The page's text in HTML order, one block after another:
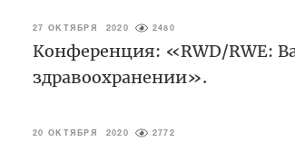
27 ОКТЯБРЯ 2020 2480
Конференция: «RWD/RWE:
здравоохранении».
20 ОКТЯБРЯ 2020 2772